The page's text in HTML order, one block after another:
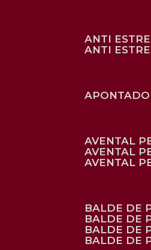
ANTI
ANTI
AVENTAL
AVENTAL
AVENTAL
BALDE DE
BALDE DE
BALDE DE
BALDE DE